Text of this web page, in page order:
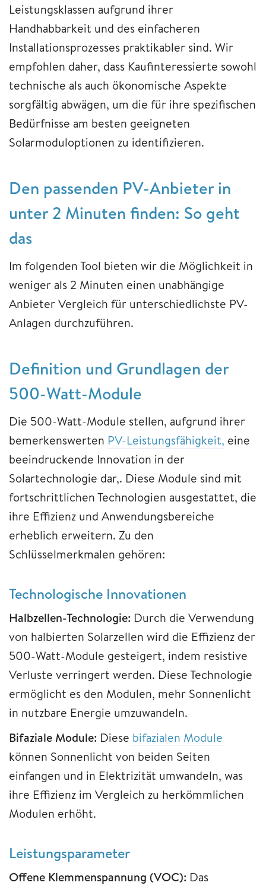
Leistungsklassen aufgrund ihrer
Handhabbarkeit und des einfacheren
Installationsprozesses praktikabler sind. Wir
empfohlen daher, dass Kaufinteressierte sowohl
technische als auch ökonomische Aspekte
sorgfältig abwägen, um die für ihre spezifischen
Bedürfnisse am besten geeigneten
Solarmoduloptionen zu identifizieren.
Den passenden PV-Anbieter in
unter 2 Minuten finden: So geht
das
Im folgenden Tool bieten wir die Möglichkeit in
weniger als 2 Minuten einen unabhängige
Anbieter Vergleich für unterschiedlichste PV-
Anlagen durchzuführen.
Definition und Grundlagen der
500-Watt-Module
Die 500-Watt-Module stellen, aufgrund ihrer
bemerkenswerten PV-Leistungsfähigkeit, eine
beeindruckende Innovation in der
Solartechnologie dar,. Diese Module sind mit
fortschrittlichen Technologien ausgestattet, die
ihre Effizienz und Anwendungsbereiche
erheblich erweitern. Zu den
Schlüsselmerkmalen gehören:
Technologische Innovationen
Halbzellen-Technologie: Durch die Verwendung
von halbierten Solarzellen wird die Effizienz der
500-Watt-Module gesteigert, indem resistive
Verluste verringert werden. Diese Technologie
ermöglicht es den Modulen, mehr Sonnenlicht
in nutzbare Energie umzuwandeln.
Bifaziale Module: Diese bifazialen Module
können Sonnenlicht von beiden Seiten
einfangen und in Elektrizität umwandeln, was
ihre Effizienz im Vergleich zu herkömmlichen
Modulen erhöht.
Leistungsparameter
Offene Klemmenspannung (VOC): Das